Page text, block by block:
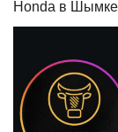
Honda в